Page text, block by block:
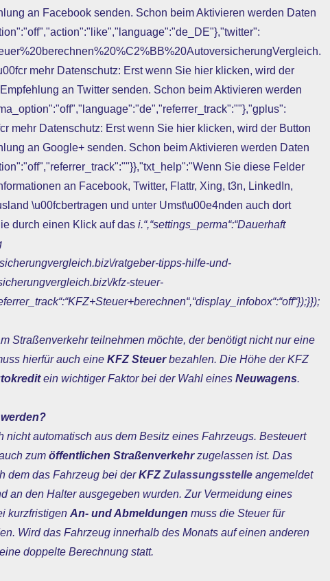
an Facebook senden. Schon beim Aktivieren werden Daten
mehr Datenschutz: Erst wenn Sie hier klicken, wird der
an Twitter senden. Schon beim Aktivieren werden
mehr Datenschutz: Erst wenn Sie hier klicken, wird der Button
an Google+ senden. Schon beim Aktivieren werden Daten
Sie diese Felder
an Facebook, Twitter, Flattr, Xing, t3n, LinkedIn,
\u00fcbertragen und unter Umst\u00e4nden auch dort
durch einen Klick auf das i.“,“settings_perma“:“Dauerhaft
ratgeber-tipps-hilfe-und-
kfz-steuer-
Straßenverkehr teilnehmen möchte, der benötigt nicht nur eine
hierfür auch eine KFZ Steuerbezahlen. Die Höhe der KFZ
ein wichtiger Faktor bei der Wahl eines Neuwagens.
nicht automatisch aus dem Besitz eines Fahrzeugs. Besteuert
zum öffentlichen Straßenverkehrzugelassen ist. Das
dem das Fahrzeug bei derKFZZulassungsstelle angemeldet
an den Halter ausgegeben wurden. Zur Vermeidung eines
kurzfristigen An- und Abmeldungen muss die Steuer für
Wird das Fahrzeug innerhalb des Monats auf einen anderen
doppelte Berechnung statt.